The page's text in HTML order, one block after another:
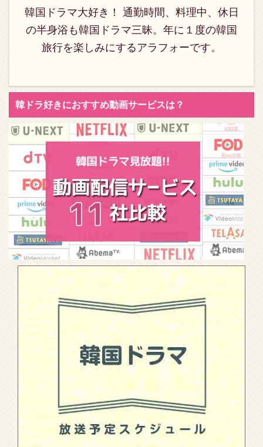
ドラマ《イニョプの道》
詳細 プライドの高い両班
の娘から、奴婢に転落す
る過酷な運命を体当た ...
きました。 イニョプとウ
ンギの婚礼の日。 式の最
中に兵士たち ...
韓国ドラマ大好き！ 通勤時間、料理中、休日
の半身浴も韓国ドラマ三昧。年に１度の韓国
旅行を楽しみにするアラフォーです。
韓ドラ好きにおすすめ動画サービスは？